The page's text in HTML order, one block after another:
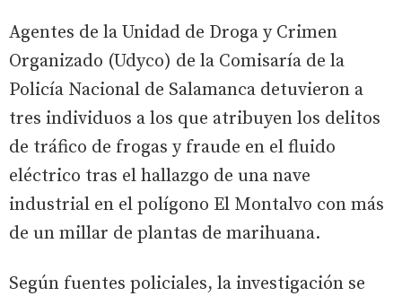
Agentes de la Unidad de Droga y Crimen
Organizado (Udyco) de la Comisaría de la
Policía Nacional de Salamanca detuvieron a
tres individuos a los que atribuyen los delitos
de tráfico de frogas y fraude en el fluido
eléctrico tras el hallazgo de una nave
industrial en el polígono El Montalvo con más
de un millar de plantas de marihuana.
Según fuentes policiales, la investigación se